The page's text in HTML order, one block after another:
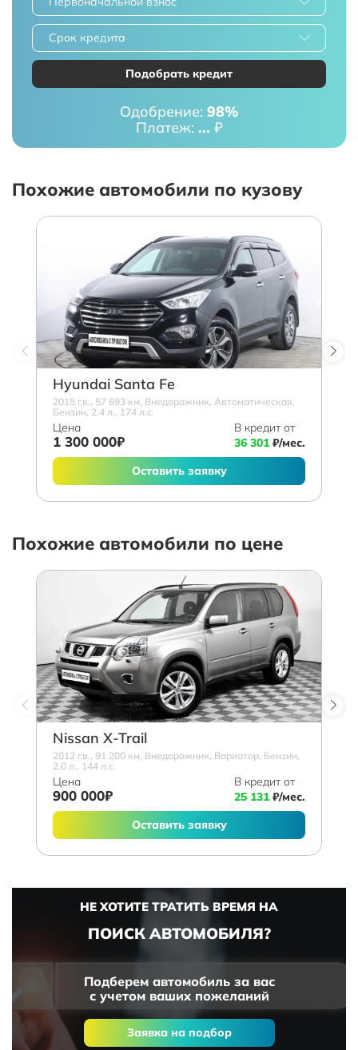
Срок кредита
Подобрать кредит
Одобрение: 98%
Платеж: ... ₽
Похожие автомобили по кузову
Hyundai Santa Fe
2015 г.в., 57 693 км, Внедорожник, Автоматическая,
Бензин, 2.4 л., 174 л.с.
Цена
1 300 000₽
В кредит от
36 301 ₽/мес.
Оставить заявку
Похожие автомобили по цене
Nissan X-Trail
2012 г.в., 91 200 км, Внедорожник, Вариатор, Бензин,
2.0 л., 144 л.с.
Цена
900 000₽
В кредит от
25 131 ₽/мес.
Оставить заявку
НЕ ХОТИТЕ ТРАТИТЬ ВРЕМЯ НА
ПОИСК АВТОМОБИЛЯ?
Подберем автомобиль за вас
с учетом ваших пожеланий
Заявка на подбор